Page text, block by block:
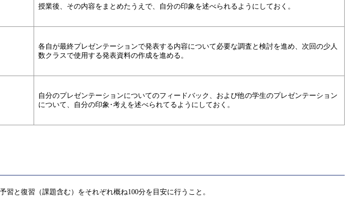
授業後、その内容をまとめたうえで、自分の印象を述べられるようにしておく。
各自が最終プレゼンテーションで発表する内容について必要な調査と検討を進め、次回の少人
数クラスで使用する発表資料の作成を進める。
自分のプレゼンテーションについてのフィードバック、および他の学生のプレゼンテーション
について、自分の印象･考えを述べられてるようにしておく。
と復習（課題含む）をそれぞれ概ね100分を目安に行うこと。